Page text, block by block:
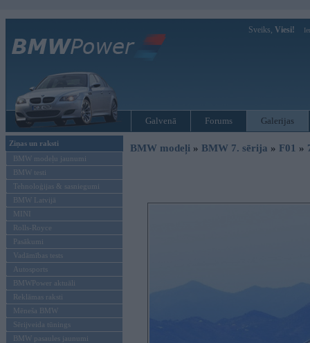
Sveiks, Viesi!
Galvenā Forums Galerijas
Ziņas un raksti
BMW modeļu jaunumi
BMW testi
Tehnoloģijas & sasniegumi
BMW Latvijā
MINI
Rolls-Royce
Pasākumi
Vadāmības tests
Autosports
BMWPower aktuāli
Reklāmas raksti
Mēneša BMW
Sērijveida tūnings
BMW pasaules jaunumi
BMW modeļi » BMW 7. sērija » F01 »